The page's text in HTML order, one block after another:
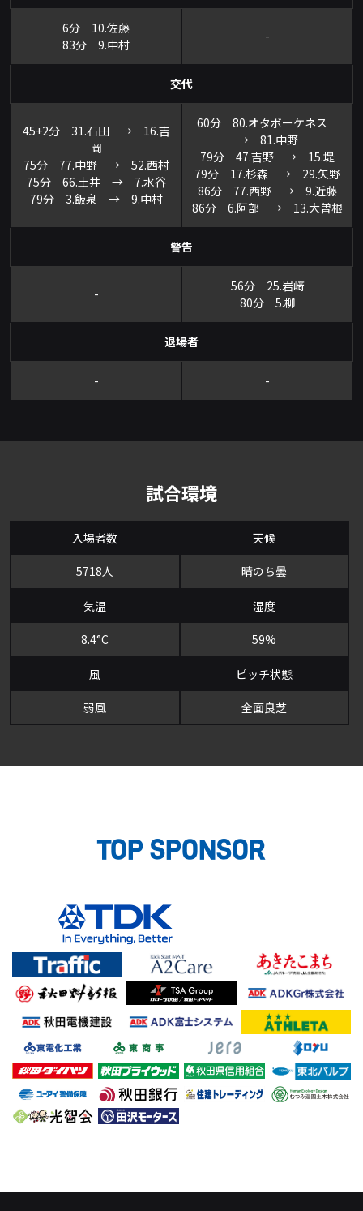
6分 10.佐藤
83分 9.中村
-
交代
45+2分 31.石田 → 16.吉
岡
75分 77.中野 → 52.西村
75分 66.土井 → 7.水谷
79分 3.飯泉 → 9.中村
60分 80.オタボーケネス
→ 81.中野
79分 47.吉野 → 15.堤
79分 17.杉森 → 29.矢野
86分 77.西野 → 9.近藤
86分 6.阿部 → 13.大曽根
警告
-
56分 25.岩﨑
80分 5.柳
退場者
- -
試合環境
入場者数
5718人
天候
晴のち曇
気温
8.4°C
湿度
59%
風
弱風
ピッチ状態
全面良芝
TOP SPONSOR